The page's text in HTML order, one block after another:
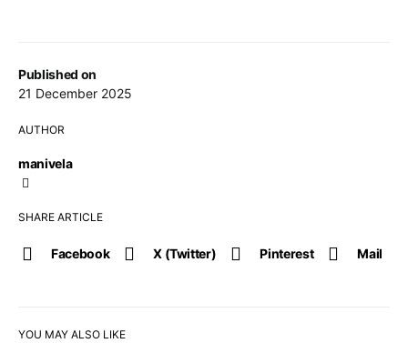
Published on
21 December 2025
AUTHOR
manivela
SHARE ARTICLE
Facebook X (Twitter) Pinterest Mail
YOU MAY ALSO LIKE